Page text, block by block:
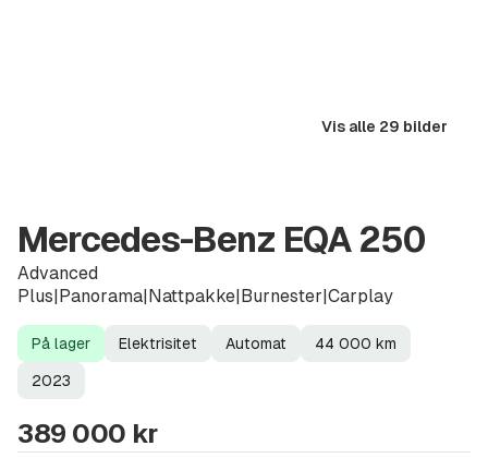
Vis alle 29 bilder
Mercedes-Benz EQA 250
Advanced
Plus|Panorama|Nattpakke|Burnester|Carplay
Lagerstatus
På lager
Drivstoff
Elektrisitet
Girkasse
Automat
Kilometerstand
44 000 km
Modellår
2023
389 000 kr